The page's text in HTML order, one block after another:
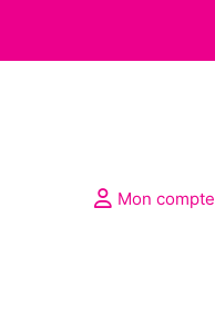
Mon compte